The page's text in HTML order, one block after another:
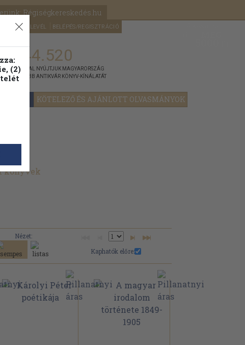
Régiségkereskedés.hu
HÍRLEVÉL BELÉPÉS/REGISZTRÁCIÓ
KÖTELEZŐ ÉS AJÁNLOTT OLVASMÁNYOK
1.144.520
KIADVÁNNYAL NYÚJTJUK MAGYARORSZÁG
LEGNAGYOBB ANTIKVÁR KÖNYV-KÍNÁLATÁT
könyvek
Nézet:
Kaphatók előre:
(2)